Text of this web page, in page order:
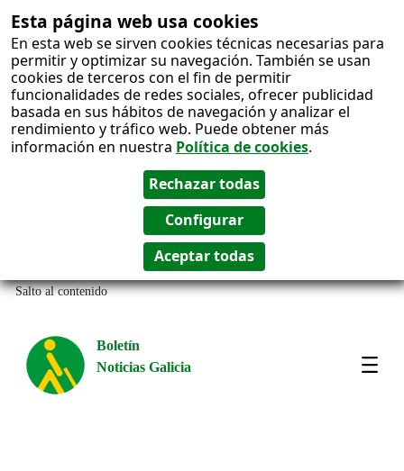
Esta página web usa cookies
En esta web se sirven cookies técnicas necesarias para
permitir y optimizar su navegación. También se usan
cookies de terceros con el fin de permitir
funcionalidades de redes sociales, ofrecer publicidad
basada en sus hábitos de navegación y analizar el
rendimiento y tráfico web. Puede obtener más
información en nuestra Política de cookies.
Salto al contenido
Boletín
Noticias Galicia